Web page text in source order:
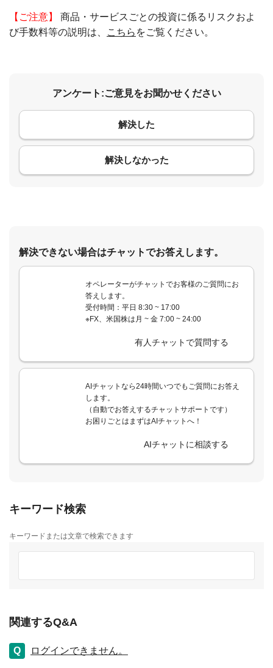
【ご注意】
商品・サービスごとの投資に係るリスクおよ
び手数料等の説明は、
こちら をご覧ください。
アンケート:ご意見をお聞かせください
解決した
解決しなかった
コメント
解決できない場合はチャットでお答えします。
オペレーターがチャットでお客様のご質問にお
答えします。
受付時間：平日 8:30 ~ 17:00
※FX、米国株は月 ~ 金 7:00 ~ 24:00
有人チャットで質問する
AIチャットなら24時間いつでもご質問にお答え
します。
（自動でお答えするチャットサポートです）
お困りごとはまずはAIチャットへ！
AIチャットに相談する
キーワード検索
キーワードまたは文章で検索できます
関連するQ&A
ログインできません。